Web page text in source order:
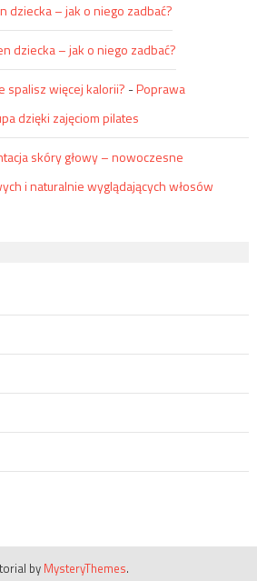
dziecka – jak o niego zadbać?
dziecka – jak o niego zadbać?
spalisz więcej kalorii? -Poprawa
dzięki zajęciom pilates
skóry głowy – nowoczesne
i naturalnie wyglądających włosów
by MysteryThemes.